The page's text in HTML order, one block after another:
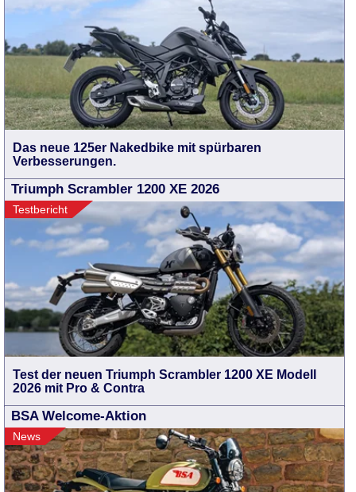
Das neue 125er Nakedbike mit spürbaren
Verbesserungen.
Triumph Scrambler 1200 XE 2026
Testbericht
Test der neuen Triumph Scrambler 1200 XE Modell
2026 mit Pro & Contra
BSA Welcome-Aktion
News